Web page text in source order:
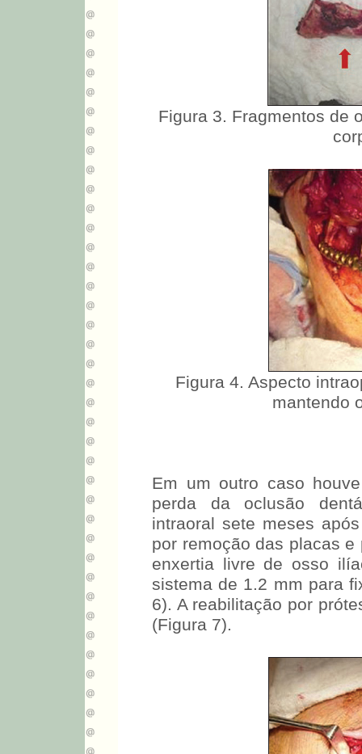
Figura 3. Fragmentos de
Figura 4. Aspecto
mantendo
Em um outro caso
perda da oclusão
intraoral sete meses
por remoção das placas
enxertia livre de osso
sistema de 1.2 mm para
6). A reabilitação por
(Figura 7).